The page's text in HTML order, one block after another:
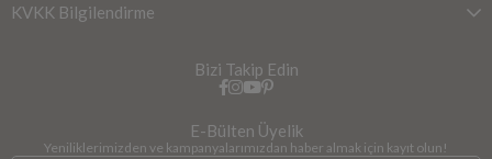
KVKK Bilgilendirme
Bizi Takip Edin
E-Bülten Üyelik
Yeniliklerimizden ve kampanyalarımızdan haber almak için kayıt olun!